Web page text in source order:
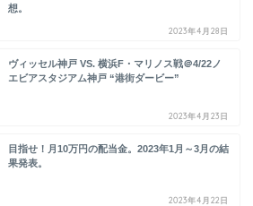
想。
2023年4月28日
ヴィッセル神戸 VS. 横浜F・マリノス戦＠4/22ノ
エビアスタジアム神戸 “港街ダービー”
2023年4月23日
目指せ！月10万円の配当金。2023年1月～3月の結
果発表。
2023年4月22日